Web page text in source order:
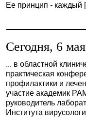
Ее принцип - каждый
Сегодня, 6
... в областной
практическая
профилактики и
участие академик
руководитель
Института